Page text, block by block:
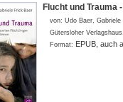
Flucht und Trauma
von: Udo Baer, Gabriele
Gütersloher Verlagshaus
Format: EPUB, auch